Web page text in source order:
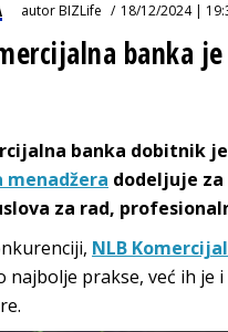
autorBIZLife 18/12/2024 |
banka
banka dobitnik
menadžera dodeljuje
za rad,
NLB
najbolje prakse, već ih